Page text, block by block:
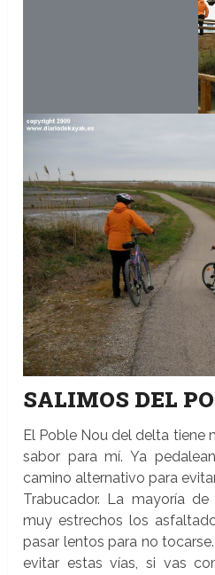
SALIMOS DEL
El Poble Nou del delta tiene
sabor para mí. Ya
camino alternativo para
Trabucador. La mayoría
muy estrechos los
pasar lentos para no
evitar estas vías, si vas